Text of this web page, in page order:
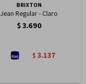
BRIXTON
Jean Regular - Claro
$3.690
$ 3.137